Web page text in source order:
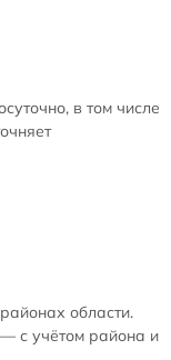
в том числе
области.
с учётом района и